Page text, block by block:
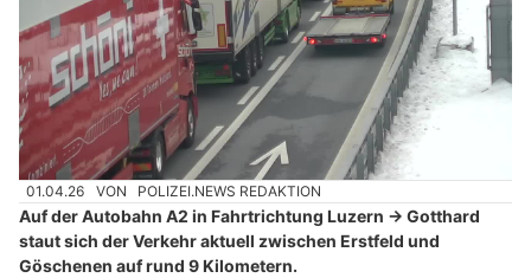
01.04.26 VON POLIZEI.NEWS REDAKTION
Auf der Autobahn A2 in Fahrtrichtung Luzern → Gotthard
staut sich der Verkehr aktuell zwischen Erstfeld und
Göschenen auf rund 9 Kilometern.